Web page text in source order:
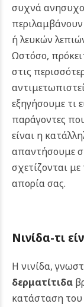
συχνά
ή λευκών
Ωστόσο,
στις
εξηγήσουμε τι
παράγοντες
είναι η
απαντήσουμε
σχετίζονται
απορία σας.
Νινίδα-τι
Η νινίδα,
δερματίτιδα
κατάσταση του